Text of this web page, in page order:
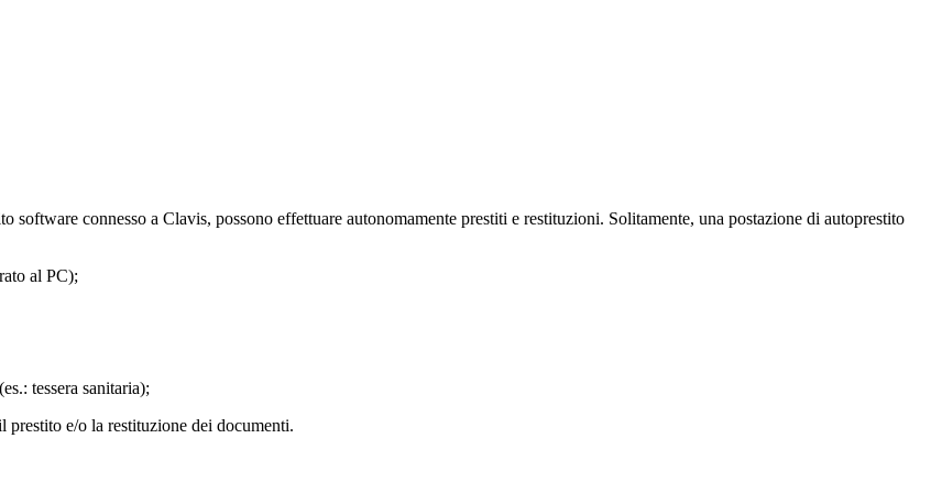
software connesso a Clavis, possono effettuare autonomamente prestiti e restituzioni. Solitamente, una postazione di autoprestito
al PC);
tessera sanitaria);
prestito e/o la restituzione dei documenti.